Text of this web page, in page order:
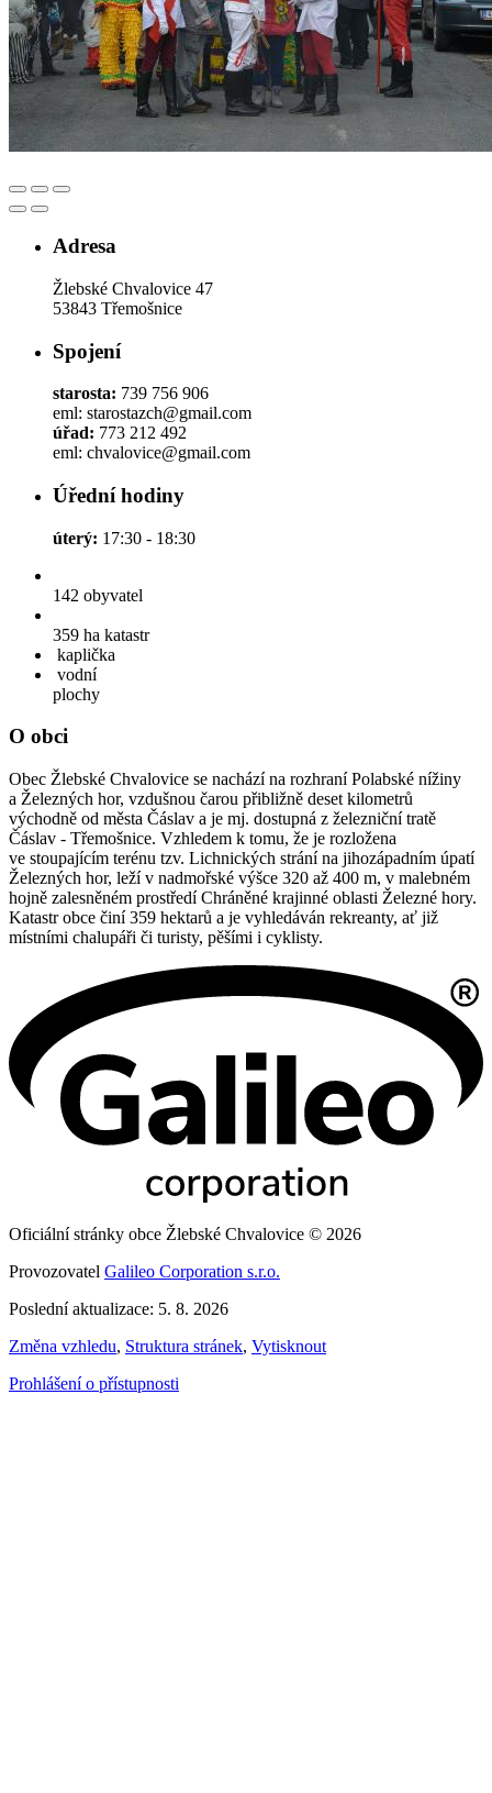
Adresa
Žlebské Chvalovice 47
53843 Třemošnice
Spojení
starosta: 739 756 906
eml: starostazch@gmail.com
úřad: 773 212 492
eml: chvalovice@gmail.com
Úřední hodiny
úterý: 17:30 - 18:30
142 obyvatel
359 ha katastr
kaplička
vodní
plochy
O obci
Obec Žlebské Chvalovice se nachází na rozhraní Polabské nížiny
a Železných hor, vzdušnou čarou přibližně deset kilometrů
východně od města Čáslav a je mj. dostupná z železniční tratě
Čáslav - Třemošnice. Vzhledem k tomu, že je rozložena
ve stoupajícím terénu tzv. Lichnických strání na jihozápadním úpatí
Železných hor, leží v nadmořské výšce 320 až 400 m, v malebném
hojně zalesněném prostředí Chráněné krajinné oblasti Železné hory.
Katastr obce činí 359 hektarů a je vyhledáván rekreanty, ať již
místními chalupáři či turisty, pěšími i cyklisty.
Oficiální stránky obce Žlebské Chvalovice © 2026
Provozovatel Galileo Corporation s.r.o.
Poslední aktualizace: 5. 8. 2026
Změna vzhledu, Struktura stránek, Vytisknout
Prohlášení o přístupnosti